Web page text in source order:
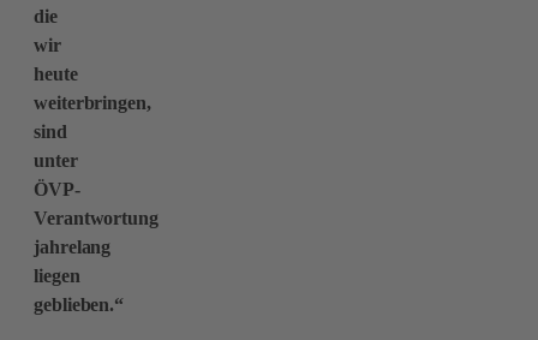
die
wir
heute
weiterbringen,
sind
unter
ÖVP-
Verantwortung
jahrelang
liegen
geblieben.“